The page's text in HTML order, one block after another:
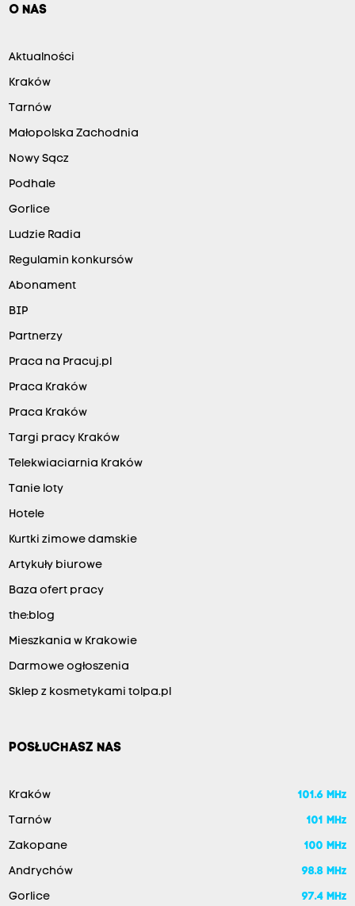
O NAS
Aktualności
Kraków
Tarnów
Małopolska Zachodnia
Nowy Sącz
Podhale
Gorlice
Ludzie Radia
Regulamin konkursów
Abonament
BIP
Partnerzy
Praca na Pracuj.pl
Praca Kraków
Praca Kraków
Targi pracy Kraków
Telekwiaciarnia Kraków
Tanie loty
Hotele
Kurtki zimowe damskie
Artykuły biurowe
Baza ofert pracy
the:blog
Mieszkania w Krakowie
Darmowe ogłoszenia
Sklep z kosmetykami tolpa.pl
POSŁUCHASZ NAS
Kraków 101.6 MHz
Tarnów 101 MHz
Zakopane 100 MHz
Andrychów 98.8 MHz
Gorlice 97.4 MHz